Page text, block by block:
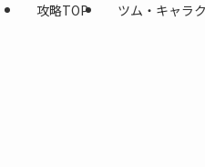
攻略TOP ツム・キャラ